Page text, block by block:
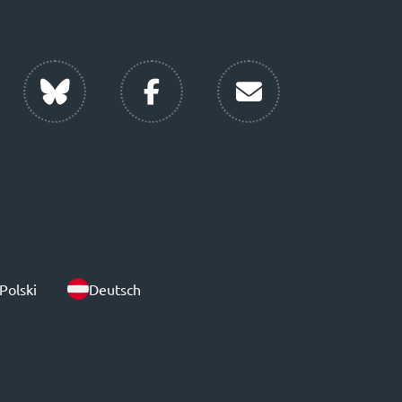
Polski Deutsch